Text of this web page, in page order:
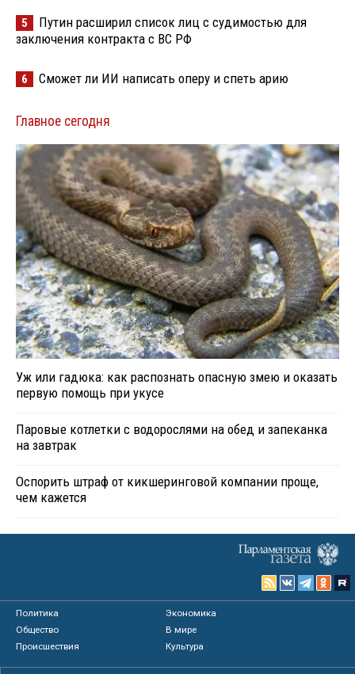
5
Путин расширил список лиц с судимостью для
заключения контракта с ВС РФ
6 Сможет ли ИИ написать оперу и спеть арию
Главное сегодня
Уж или гадюка: как распознать опасную змею и оказать
первую помощь при укусе
Паровые котлетки с водорослями на обед и запеканка
на завтрак
Оспорить штраф от кикшеринговой компании проще,
чем кажется
Политика
Экономика
Общество
В мире
Происшествия
Культура